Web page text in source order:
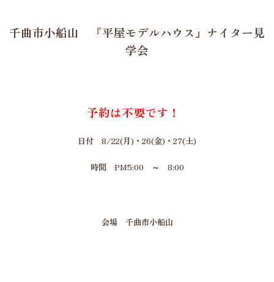
千曲市小船山 『平屋モデルハウス』ナイター見
学会
予約は不要です！
日付 8/22(月)・26(金)・27(土)
時間 PM5:00 ～ 8:00
会場 千曲市小船山